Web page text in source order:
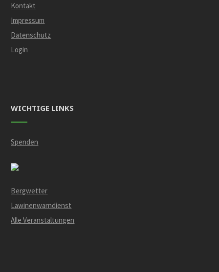
Kontakt
Impressum
Datenschutz
Login
WICHTIGE LINKS
Spenden
Bergwetter
Lawinenwarndienst
Alle Veranstaltungen